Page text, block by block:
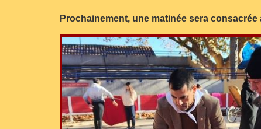
Prochainement, une matinée sera